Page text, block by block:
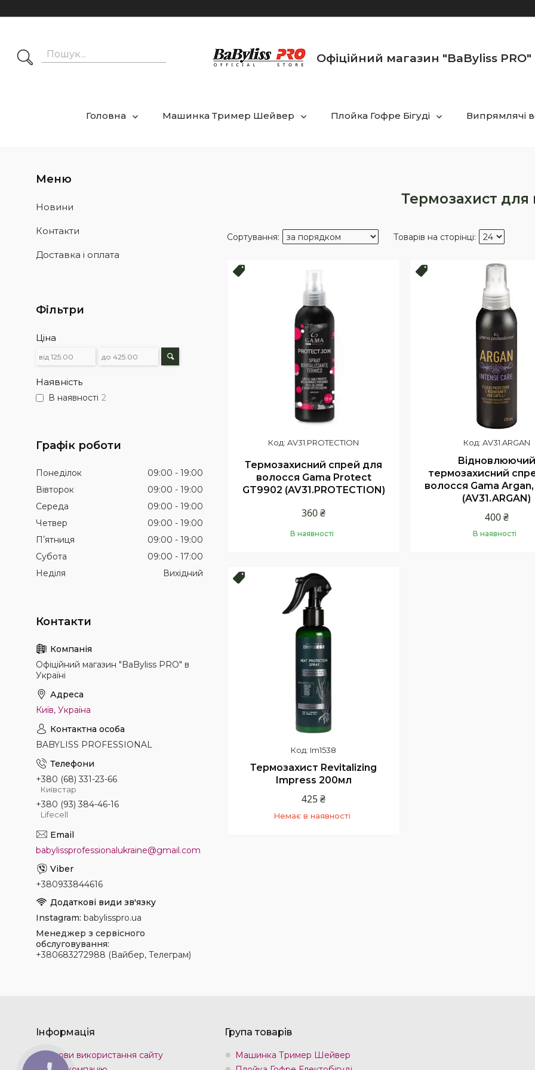
Офіційний магазин "BaByliss PRO"
Головна Машинка Тример Шейвер Плойка Гофре Бігуді Випрямлячі
Термозахист для
AV31.PROTECTION
Термозахисний спрей для
волосся Gama Protect
GT9902 (AV31.PROTECTION)
360 ₴
В наявності
Купити
AV31.ARGAN
Відновлюючий
термозахисний
волосся Gama
(AV31.ARGAN)
400 ₴
В наявності
Im1538
Термозахист Revitalizing
Impress 200мл
425 ₴
Немає в наявності
Новини
Контакти
Доставка і оплата
Фільтри
Ціна
Наявність
В наявності 2
Графік роботи
Понеділок 09:00
19:00
Вівторок
09:00
19:00
Середа
09:00
19:00
Четвер
09:00
19:00
Пʼятниця
09:00
19:00
Субота
09:00
17:00
Неділя
Вихідний
Офіційний магазин "BaByliss PRO" в
Україні
Київ, Україна
BABYLISS PROFESSIONAL
+380 (68) 331-23-66
Київстар
+380 (93) 384-46-16
Lifecell
babylissprofessionalukraine@gmail.com
+380933844616
Instagram babylisspro.ua
Менеджер з сервісного
обслуговування
+380683272988 (Вайбер, Телеграм)
Інформація
Умови використання сайту
Група товарів
Машинка Тример Шейвер